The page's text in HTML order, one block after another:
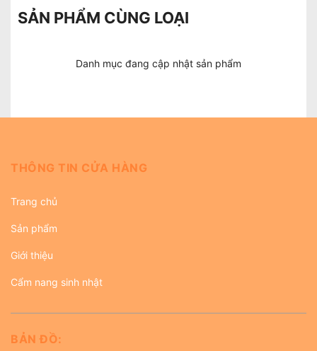
SẢN PHẨM CÙNG LOẠI
Danh mục đang cập nhật sản phẩm
THÔNG TIN CỬA HÀNG
Trang chủ
Sản phẩm
Giới thiệu
Cẩm nang sinh nhật
BẢN ĐỒ: